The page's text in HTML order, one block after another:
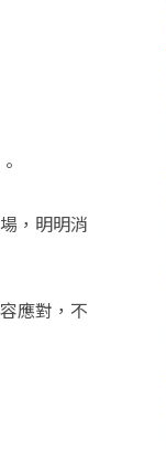
，明明消
應對，不